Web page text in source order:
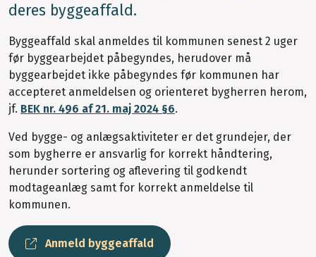
deres byggeaffald.
Byggeaffald skal anmeldes til kommunen senest 2 uger
før byggearbejdet påbegyndes, herudover må
byggearbejdet ikke påbegyndes før kommunen har
accepteret anmeldelsen og orienteret bygherren herom,
jf. BEK nr. 496 af 21. maj 2024 §6.
Ved bygge- og anlægsaktiviteter er det grundejer, der
som bygherre er ansvarlig for korrekt håndtering,
herunder sortering og aflevering til godkendt
modtageanlæg samt for korrekt anmeldelse til
kommunen.
Anmeld byggeaffald